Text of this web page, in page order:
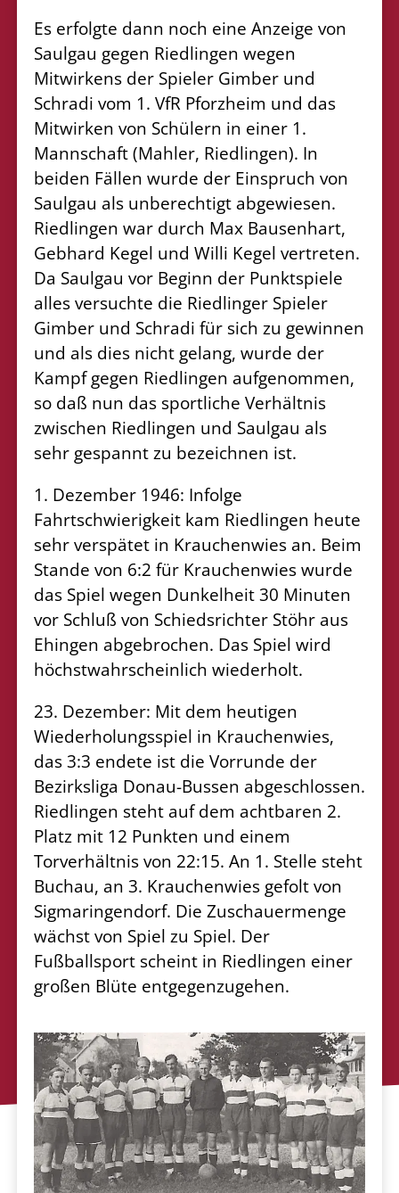
Es erfolgte dann noch eine Anzeige von
Saulgau gegen Riedlingen wegen
Mitwirkens der Spieler Gimber und
Schradi vom 1. VfR Pforzheim und das
Mitwirken von Schülern in einer 1.
Mannschaft (Mahler, Riedlingen). In
beiden Fällen wurde der Einspruch von
Saulgau als unberechtigt abgewiesen.
Riedlingen war durch Max Bausenhart,
Gebhard Kegel und Willi Kegel vertreten.
Da Saulgau vor Beginn der Punktspiele
alles versuchte die Riedlinger Spieler
Gimber und Schradi für sich zu gewinnen
und als dies nicht gelang, wurde der
Kampf gegen Riedlingen aufgenommen,
so daß nun das sportliche Verhältnis
zwischen Riedlingen und Saulgau als
sehr gespannt zu bezeichnen ist.
1. Dezember 1946: Infolge
Fahrtschwierigkeit kam Riedlingen heute
sehr verspätet in Krauchenwies an. Beim
Stande von 6:2 für Krauchenwies wurde
das Spiel wegen Dunkelheit 30 Minuten
vor Schluß von Schiedsrichter Stöhr aus
Ehingen abgebrochen. Das Spiel wird
höchstwahrscheinlich wiederholt.
23. Dezember: Mit dem heutigen
Wiederholungsspiel in Krauchenwies,
das 3:3 endete ist die Vorrunde der
Bezirksliga Donau-Bussen abgeschlossen.
Riedlingen steht auf dem achtbaren 2.
Platz mit 12 Punkten und einem
Torverhältnis von 22:15. An 1. Stelle steht
Buchau, an 3. Krauchenwies gefolt von
Sigmaringendorf. Die Zuschauermenge
wächst von Spiel zu Spiel. Der
Fußballsport scheint in Riedlingen einer
großen Blüte entgegenzugehen.